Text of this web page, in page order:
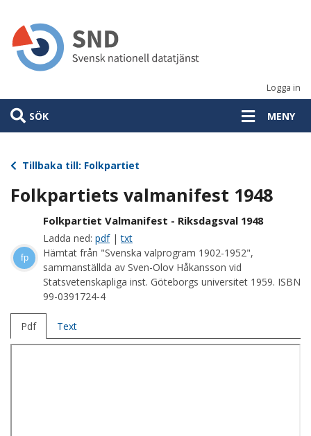
huvudinnehåll
Logga in
SÖK MENY
Tillbaka till: Folkpartiet
Folkpartiets valmanifest 1948
fp
Folkpartiet Valmanifest - Riksdagsval 1948
Ladda ned: pdf|txt
Hämtat från "Svenska valprogram 1902-1952",
sammanställda av Sven-Olov Håkansson vid
Statsvetenskapliga inst. Göteborgs universitet 1959. ISBN
99-0391724-4
Pdf Text